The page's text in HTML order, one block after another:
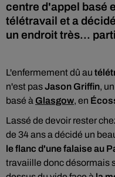
centre d'appel basé
télétravail et a
un endroit très...
L'enfermement dû au
n'est pasJason Griffin,
basé à Glasgow, en
Lassé de devoir rester
de 34 ans a décidé un
le flanc d'une falaise au
travaiille donc désormais